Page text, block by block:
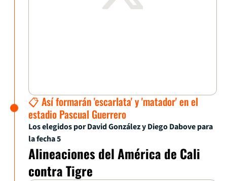
📋 Así formarán 'escarlata' y 'matador' en el
estadio Pascual Guerrero
Los elegidos por David González y Diego Dabove para
la fecha 5
Alineaciones del América de Cali
contra Tigre